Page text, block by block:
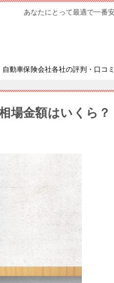
あなたにとって最適で一番
自動車保険会社各社の評判・口コ
場金額はいくら？